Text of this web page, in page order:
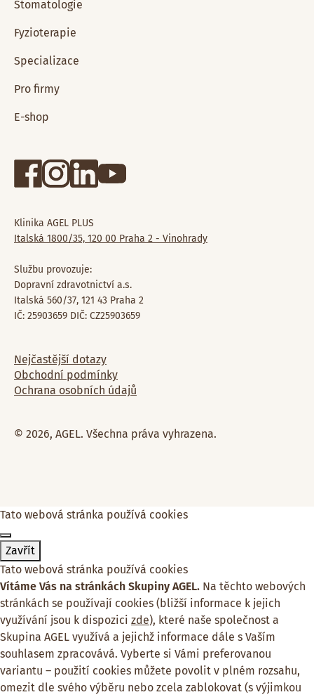
Klinika AGEL PLUS
Italská 1800/35, 120 00 Praha 2 - Vinohrady
Službu provozuje:
Dopravní zdravotnictví a.s.
Italská 560/37, 121 43 Praha 2
IČ: 25903659 DIČ: CZ25903659
Stomatologie
Fyzioterapie
Specializace
Pro firmy
E-shop
© 2026, AGEL. Všechna práva vyhrazena.
Nejčastější dotazy
Obchodní podmínky
Ochrana osobních údajů
Tato webová stránka používá cookies
Zavřít
Tato webová stránka používá cookies
Vítáme Vás na stránkách Skupiny AGEL. Na těchto webových
stránkách se používají cookies (bližší informace k jejich
využívání jsou k dispozici zde), které naše společnost a
Skupina AGEL využívá a jejichž informace dále s Vaším
souhlasem zpracovává. Vyberte si Vámi preferovanou
variantu – použití cookies můžete povolit v plném rozsahu,
omezit dle svého výběru nebo zcela zablokovat (s výjimkou